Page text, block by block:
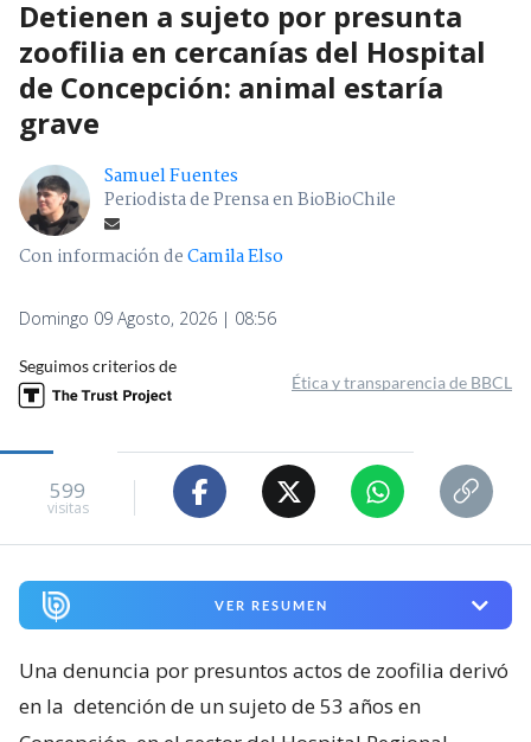
Detienen a sujeto por presunta
zoofilia en cercanías del Hospital
de Concepción: animal estaría
grave
Samuel Fuentes
Periodista de Prensa en BioBioChile
Con información deCamila Elso
Domingo 09 Agosto, 2026 | 08:56
Seguimos criterios de
Ética y transparencia de BBCL
599
visitas
VER RESUMEN
Una denuncia por presuntos actos de zoofilia derivó
en la detención de un sujeto de 53 años en